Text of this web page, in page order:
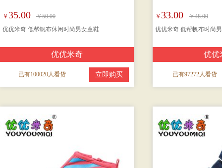
￥ 35.00
￥50.00
优优米奇 低帮帆布休闲时尚男女童鞋
优优米奇
已有100020人看货 立即购买
￥ 33.00
￥48.00
优优米奇 低帮帆布时尚
优优
已有97272人看货